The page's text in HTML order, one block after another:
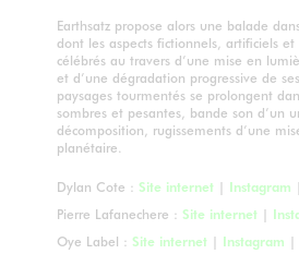
Earthsatz propose alors une balade
dont les aspects fictionnels, artificiels
célébrés au travers d’une mise en
et d’une dégradation progressive de
paysages tourmentés se prolongent
sombres et pesantes, bande son d’un
décomposition, rugissements d’une
planétaire.
Dylan Cote : Site internet | Instagram |
Pierre Lafanechere : Site internet |
Oye Label : Site internet | Instagram |